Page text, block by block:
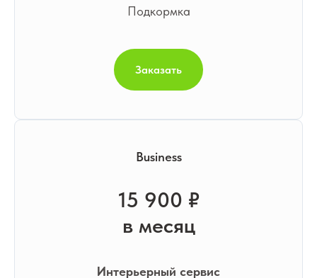
Подкормка
Заказать
Business
15 900 ₽
в месяц
Интерьерный сервис